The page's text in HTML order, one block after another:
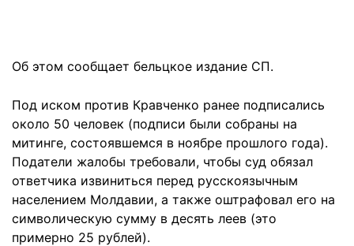
Об этом сообщает бельцкое издание СП.
Под иском против Кравченко ранее подписались
около 50 человек (подписи были собраны на
митинге, состоявшемся в ноябре прошлого года).
Податели жалобы требовали, чтобы суд обязал
ответчика извиниться перед русскоязычным
населением Молдавии, а также оштрафовал его на
символическую сумму в десять леев (это
примерно 25 рублей).